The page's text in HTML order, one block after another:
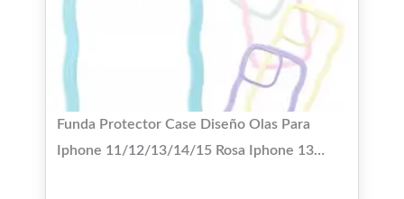
Funda Protector Case Diseño Olas Para
Iphone 11/12/13/14/15 Rosa Iphone 13